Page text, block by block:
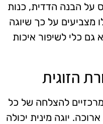
על הבנה הדדית, כנות
מצביעים על כך שיוגה
גם כלי לשיפור איכות
הזוגית
להצלחה של כל
יוגה מינית יכולה